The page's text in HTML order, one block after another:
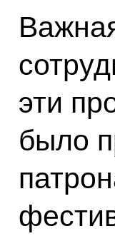
эти
было